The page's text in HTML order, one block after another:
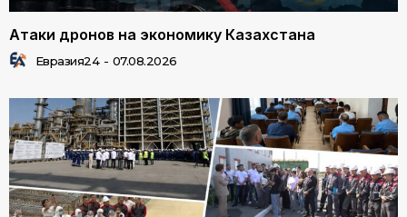
Атаки дронов на экономику Казахстана
Евразия24 - 07.08.2026